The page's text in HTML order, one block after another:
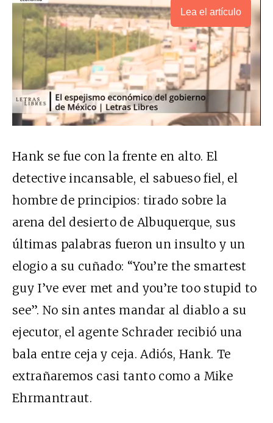
Lea el artículo
Hank se fue con la frente en alto. El
detective incansable, el sabueso fiel, el
hombre de principios: tirado sobre la
arena del desierto de Albuquerque, sus
últimas palabras fueron un insulto y un
elogio a su cuñado: “You’re the smartest
guy I’ve ever met and you’re too stupid to
see”. No sin antes mandar al diablo a su
ejecutor, el agente Schrader recibió una
bala entre ceja y ceja. Adiós, Hank. Te
extrañaremos casi tanto como a Mike
Ehrmantraut.